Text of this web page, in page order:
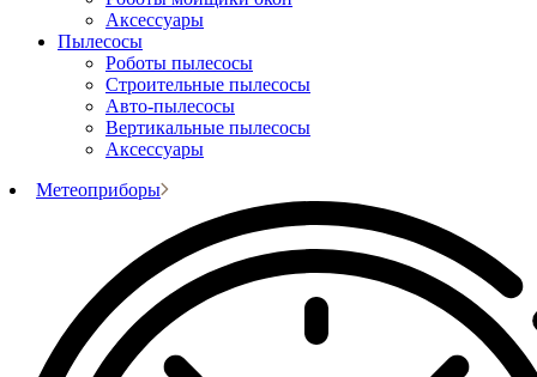
Аксессуары
Пылесосы
Роботы пылесосы
Строительные пылесосы
Авто-пылесосы
Вертикальные пылесосы
Аксессуары
Метеоприборы